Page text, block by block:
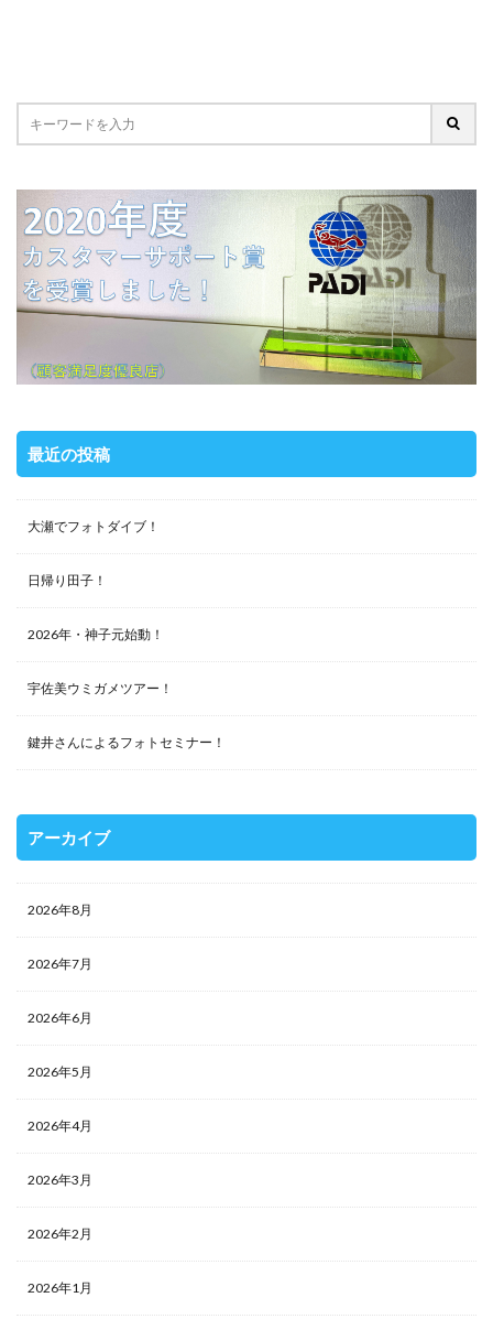
最近の投稿
大瀬でフォトダイブ！
日帰り田子！
2026年・神子元始動！
宇佐美ウミガメツアー！
鍵井さんによるフォトセミナー！
アーカイブ
2026年8月
2026年7月
2026年6月
2026年5月
2026年4月
2026年3月
2026年2月
2026年1月